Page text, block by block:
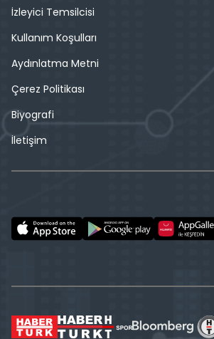
İzleyici Temsilcisi
Kullanım Koşulları
Aydınlatma Metni
Çerez Politikası
Biyografi
İletişim